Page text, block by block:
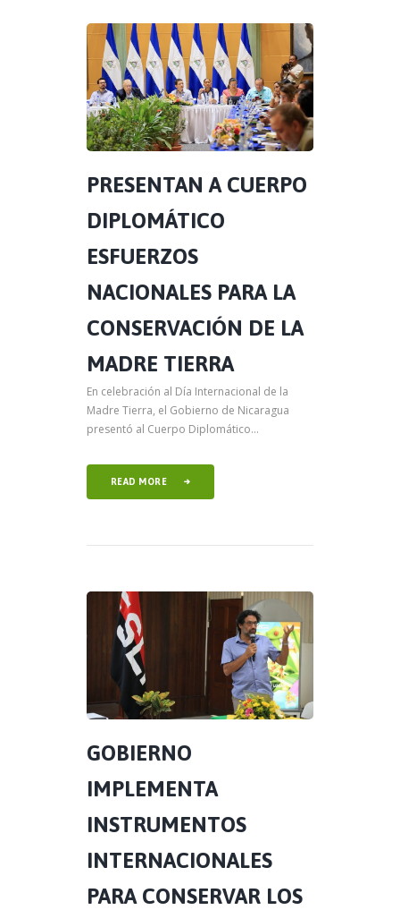
PRESENTAN A CUERPO
DIPLOMÁTICO
ESFUERZOS
NACIONALES PARA LA
CONSERVACIÓN DE LA
MADRE TIERRA
En celebración al Día Internacional de la
Madre Tierra, el Gobierno de Nicaragua
presentó al Cuerpo Diplomático...
READ MORE
GOBIERNO
IMPLEMENTA
INSTRUMENTOS
INTERNACIONALES
PARA CONSERVAR LOS